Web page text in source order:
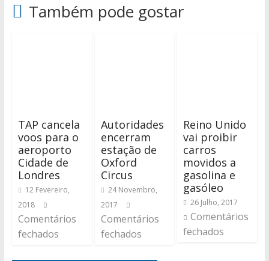
Também pode gostar
TAP cancela
voos para o
aeroporto
Cidade de
Londres
12 Fevereiro,
2018
Comentários
fechados
Autoridades
encerram
estação de
Oxford
Circus
24 Novembro,
2017
Comentários
fechados
Reino Unido
vai proibir
carros
movidos a
gasolina e
gasóleo
26 Julho, 2017
Comentários
fechados